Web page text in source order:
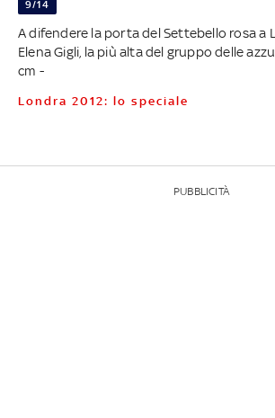
9/14
A difendere la porta del Settebello rosa a
Elena Gigli, la più alta del gruppo delle
cm -
Londra 2012: lo speciale
PUBBLICITÀ